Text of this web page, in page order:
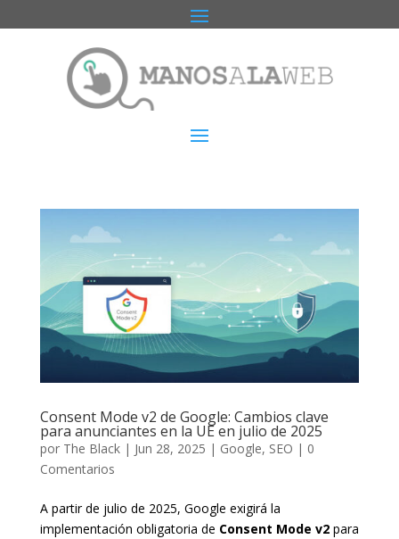
Consent Mode v2 de Google: Cambios clave
para anunciantes en la UE en julio de 2025
por The Black| Jun 28, 2025 | Google, SEO | 0
Comentarios
A partir de julio de 2025, Google exigirá la
implementación obligatoria de Consent Mode v2para